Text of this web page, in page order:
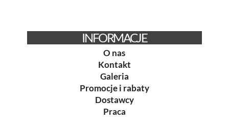
INFORMACJE
O nas
Kontakt
Galeria
Promocje i rabaty
Dostawcy
Praca